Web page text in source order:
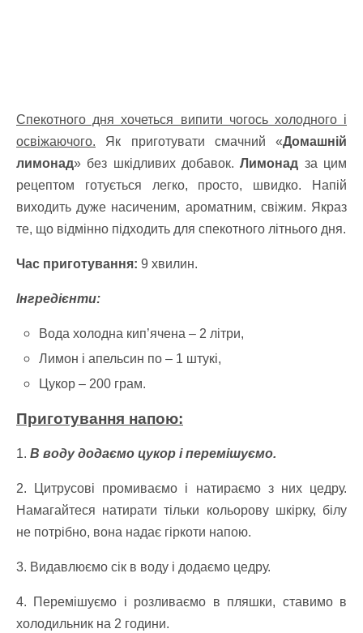
Спекотного дня хочеться випити чогось холодного і
освіжаючого. Як приготувати смачний «Домашній
лимонад» без шкідливих добавок.Лимонад за цим
рецептом готується легко, просто, швидко. Напій
виходить дуже насиченим, ароматним, свіжим. Якраз
те, що відмінно підходить для спекотного літнього дня.
Час приготування: 9 хвилин.
Інгредієнти:
Вода холодна кип’ячена – 2 літри,
Лимон і апельсин по – 1 штукі,
Цукор – 200 грам.
Приготування напою:
1. В воду додаємо цукор і перемішуємо.
2. Цитрусові промиваємо і натираємо з них цедру.
Намагайтеся натирати тільки кольорову шкірку, білу
не потрібно, вона надає гіркоти напою.
3. Видавлюємо сік в воду і додаємо цедру.
4. Перемішуємо і розливаємо в пляшки, ставимо в
холодильник на 2 години.